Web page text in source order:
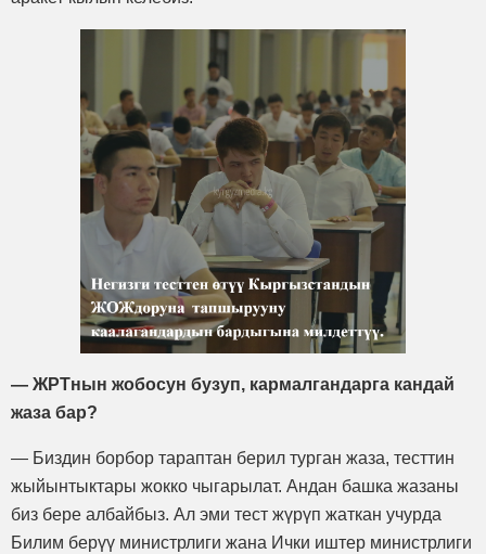
— ЖРТнын жобосун бузуп, кармалгандарга кандай
жаза бар?
— Биздин борбор тараптан берил турган жаза, тесттин
жыйынтыктары жокко чыгарылат. Андан башка жазаны
биз бере албайбыз. Ал эми тест жүрүп жаткан учурда
Билим берүү министрлиги жана Ички иштер министрлиги